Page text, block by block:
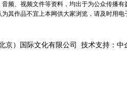
频、视频文件等资料，均出于为公众传播
其作品不宜上本网供大家浏览，请及时用
京）国际文化有限公司 技术支持：